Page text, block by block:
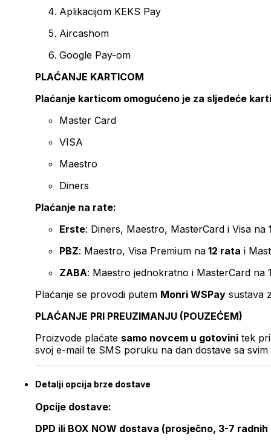
Aplikacijom KEKS Pay
Aircashom
Google Pay-om
PLAĆANJE KARTICOM
Plaćanje karticom omogućeno je za sljedeće
Master Card
VISA
Maestro
Diners
Plaćanje na rate:
Erste: Diners, Maestro, MasterCard i Visa na
PBZ: Maestro, Visa Premium na 12 rata i
ZABA: Maestro jednokratno i MasterCard na
Plaćanje se provodi putem Monri WSPay sustava
PLAĆANJE PRI PREUZIMANJU (POUZEĆEM)
Proizvode plaćate samo novcem u gotovini tek
svoj e-mail te SMS poruku na dan dostave sa svim
Detalji opcija brze dostave
Opcije dostave:
DPD ili BOX NOW dostava (prosječno, 3-7 radnih